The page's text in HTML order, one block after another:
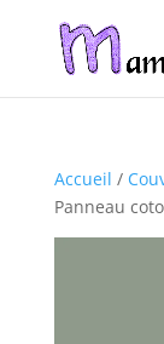
Accueil /
Panneau